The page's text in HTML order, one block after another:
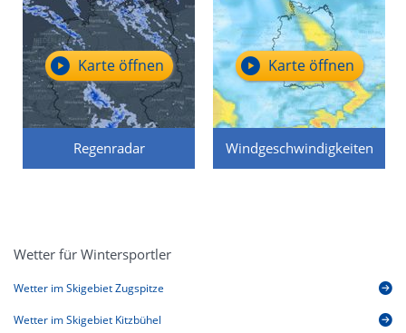
Regenradar
Karte öffnen
Windgeschwindigkeiten
Karte öffnen
Wetter für Wintersportler
Wetter im Skigebiet Zugspitze
Wetter im Skigebiet Kitzbühel